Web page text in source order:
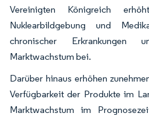
Vereinigten Königreich
Nuklearbildgebung und
chronischer
Marktwachstum bei.
Darüber hinaus erhöhen
Verfügbarkeit der Produkte im
Marktwachstum im